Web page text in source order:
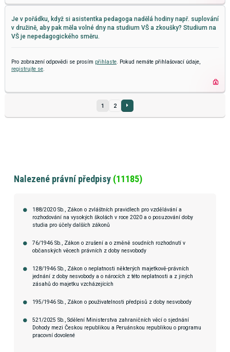
Je v pořádku, když si asistentka pedagoga nadělá hodiny např. suplování
v družině, aby pak měla volné dny na studium VŠ a zkoušky? Studium na
VŠ je nepedagogického směru.
Pro zobrazení odpovědi se prosím přihlaste. Pokud nemáte přihlašovací údaje,
registrujte se.
1 2
Nalezené právní předpisy (11185)
188/2020 Sb., Zákon o zvláštních pravidlech pro vzdělávání a
rozhodování na vysokých školách v roce 2020 a o posuzování doby
studia pro účely dalších zákonů
76/1946 Sb., Zákon o zrušení a o změně soudních rozhodnutí v
občanských věcech právních z doby nesvobody
128/1946 Sb., Zákon o neplatnosti některých majetkově-právních
jednání z doby nesvobody a o nárocích z této neplatnosti a z jiných
zásahů do majetku vzcházejících
195/1946 Sb., Zákon o použivatelnosti předpisů z doby nesvobody
521/2025 Sb., Sdělení Ministerstva zahraničních věcí o sjednání
Dohody mezi Českou republikou a Peruánskou republikou o programu
pracovní dovolené